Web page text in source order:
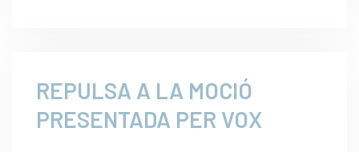
REPULSA A LA MOCIÓ
PRESENTADA PER VOX